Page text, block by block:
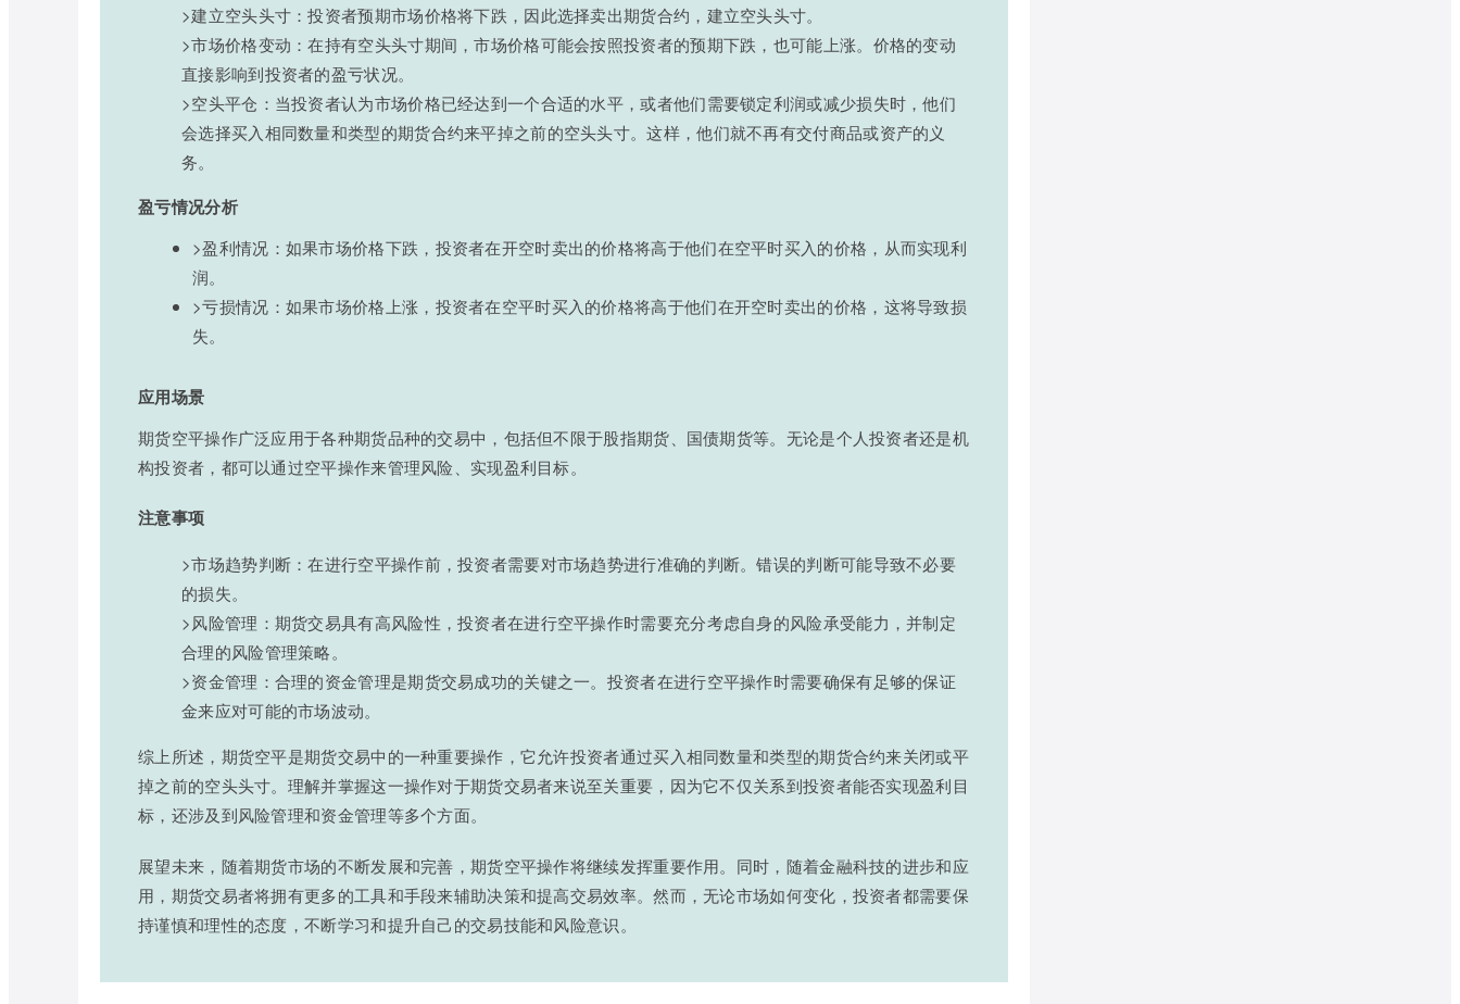
>建立空头头寸：投资者预期市场价格将下跌，因此选择卖出期货合约，建立空头头寸。
>市场价格变动：在持有空头头寸期间，市场价格可能会按照投资者的预期下跌，也可能上涨。价格的变动
直接影响到投资者的盈亏状况。
>空头平仓：当投资者认为市场价格已经达到一个合适的水平，或者他们需要锁定利润或减少损失时，他们
会选择买入相同数量和类型的期货合约来平掉之前的空头头寸。这样，他们就不再有交付商品或资产的义
务。
盈亏情况分析
>盈利情况：如果市场价格下跌，投资者在开空时卖出的价格将高于他们在空平时买入的价格，从而实现利
润。
>亏损情况：如果市场价格上涨，投资者在空平时买入的价格将高于他们在开空时卖出的价格，这将导致损
失。
应用场景
期货空平操作广泛应用于各种期货品种的交易中，包括但不限于股指期货、国债期货等。无论是个人投资者还是机
构投资者，都可以通过空平操作来管理风险、实现盈利目标。
注意事项
>市场趋势判断：在进行空平操作前，投资者需要对市场趋势进行准确的判断。错误的判断可能导致不必要
的损失。
>风险管理：期货交易具有高风险性，投资者在进行空平操作时需要充分考虑自身的风险承受能力，并制定
合理的风险管理策略。
>资金管理：合理的资金管理是期货交易成功的关键之一。投资者在进行空平操作时需要确保有足够的保证
金来应对可能的市场波动。
综上所述，期货空平是期货交易中的一种重要操作，它允许投资者通过买入相同数量和类型的期货合约来关闭或平
掉之前的空头头寸。理解并掌握这一操作对于期货交易者来说至关重要，因为它不仅关系到投资者能否实现盈利目
标，还涉及到风险管理和资金管理等多个方面。
展望未来，随着期货市场的不断发展和完善，期货空平操作将继续发挥重要作用。同时，随着金融科技的进步和应
用，期货交易者将拥有更多的工具和手段来辅助决策和提高交易效率。然而，无论市场如何变化，投资者都需要保
持谨慎和理性的态度，不断学习和提升自己的交易技能和风险意识。